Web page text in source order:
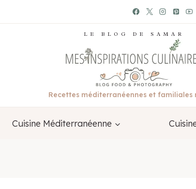
LE BLOG DE SAMAR
Recettes méditerranéennes et familiales
Cuisine Méditerranéenne